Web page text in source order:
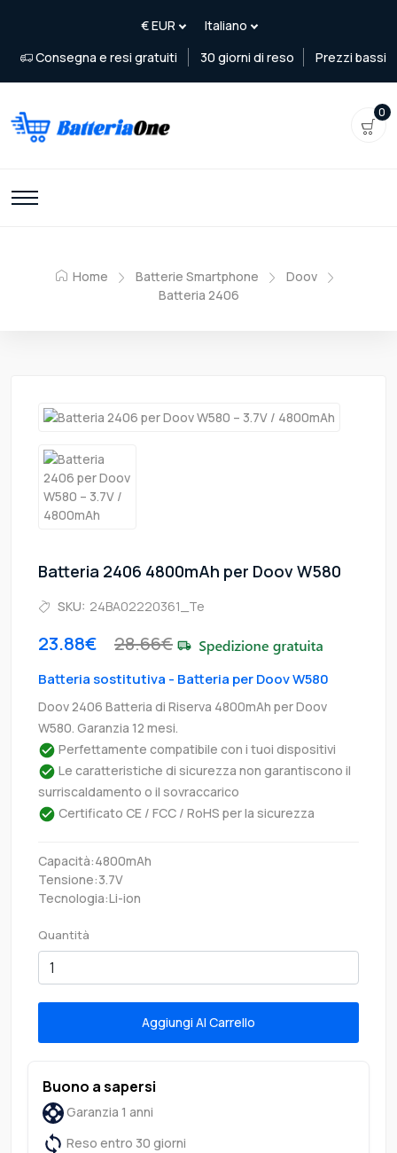
Consegna e resi gratuiti 30 giorni di reso Prezzi bassi
0
Home Batterie Smartphone
Doov
Batteria 2406
Batteria 2406 4800mAh per Doov W580
SKU: 24BA02220361_Te
23.88€ 28.66€
Batteria sostitutiva - Batteria per Doov W580
Doov 2406 Batteria di Riserva 4800mAh per Doov
W580. Garanzia 12 mesi.
Perfettamente compatibile con i tuoi dispositivi
Le caratteristiche di sicurezza non garantiscono il
surriscaldamento o il sovraccarico
Certificato CE / FCC / RoHS per la sicurezza
Capacità:4800mAh
Tensione:3.7V
Tecnologia:Li-ion
Quantità
Aggiungi Al Carrello
Buono a sapersi
Garanzia 1 anni
Reso entro 30 giorni